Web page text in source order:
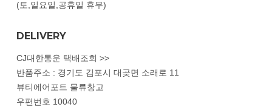
(토,일요일,공휴일 휴무)
DELIVERY
CJ대한통운 택배조회 >>
반품주소 : 경기도 김포시 대곶면 소래로 11
뷰티에어포트 물류창고
우편번호 10040